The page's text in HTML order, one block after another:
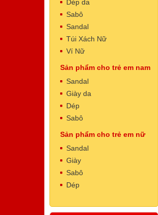
Dép da
Sabô
Sandal
Túi Xách Nữ
Ví Nữ
Sản phẩm cho trẻ em nam
Sandal
Giày da
Dép
Sabô
Sản phẩm cho trẻ em nữ
Sandal
Giày
Sabô
Dép
Dép Nam
Mã sản phẩm: NT5002
Giá:
Giá:500.000 VNĐ